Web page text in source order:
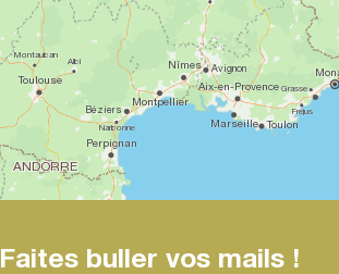
Faites buller vos mails !